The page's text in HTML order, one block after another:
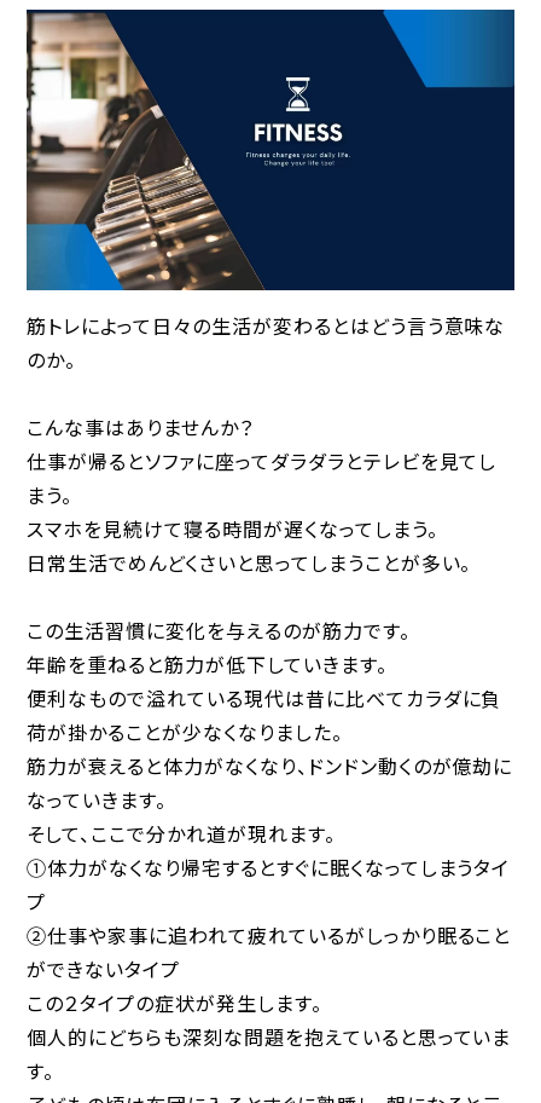
筋トレによって日々の生活が変わるとはどう言う意味な
のか。
こんな事はありませんか？
仕事が帰るとソファに座ってダラダラとテレビを見てし
まう。
スマホを見続けて寝る時間が遅くなってしまう。
日常生活でめんどくさいと思ってしまうことが多い。
この生活習慣に変化を与えるのが筋力です。
年齢を重ねると筋力が低下していきます。
便利なもので溢れている現代は昔に比べてカラダに負
荷が掛かることが少なくなりました。
筋力が衰えると体力がなくなり、ドンドン動くのが億劫に
なっていきます。
そして、ここで分かれ道が現れます。
①体力がなくなり帰宅するとすぐに眠くなってしまうタイ
プ
②仕事や家事に追われて疲れているがしっかり眠ること
ができないタイプ
この２タイプの症状が発生します。
個人的にどちらも深刻な問題を抱えていると思っていま
す。